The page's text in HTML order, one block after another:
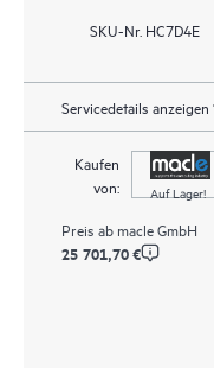
SKU-Nr. HC7D4E
Servicedetails anzeigen
Kaufen
von:
Auf Lager!
Preis ab macle GmbH
25 701,70 €